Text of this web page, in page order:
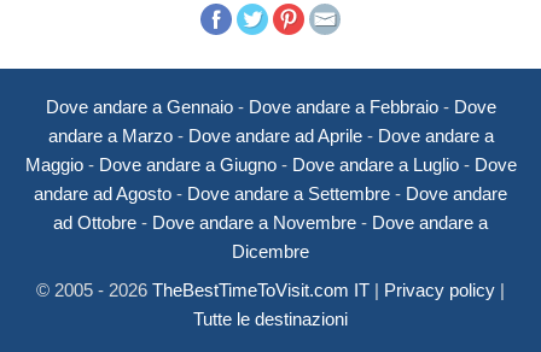
Dove andare a Gennaio- Dove andare a Febbraio- Dove
andare a Marzo- Dove andare ad Aprile- Dove andare a
Maggio- Dove andare a Giugno- Dove andare a Luglio- Dove
andare ad Agosto - Dove andare a Settembre - Dove andare
ad Ottobre - Dove andare a Novembre - Dove andare a
Dicembre
© 2005 - 2026 TheBestTimeToVisit.com IT | Privacy policy |
Tutte le destinazioni